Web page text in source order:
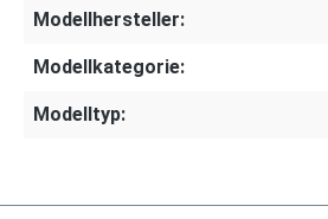
Modellhersteller:
Modellkategorie:
Modelltyp: